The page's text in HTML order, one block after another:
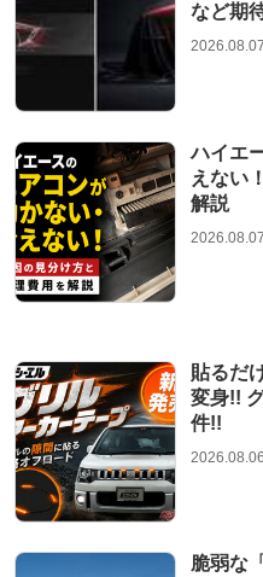
など期
2026.08.07
ハイエ
えない
解説
2026.08.07
貼るだ
変身!!
件!!
2026.08.06
脆弱な